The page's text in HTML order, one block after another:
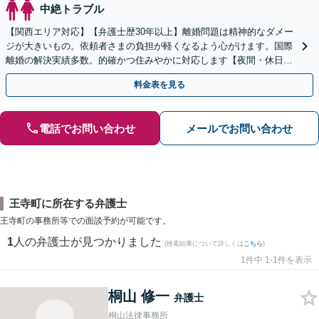
中絶トラブル
【関西エリア対応】【弁護士歴30年以上】離婚問題は精神的なダメー
ジが大きいもの。依頼者さまの負担が軽くなるよう心がけます。国際
離婚の解決実績多数。的確かつ住みやかに対応します【夜間・休日相
談可】【完全個室】
料金表を見る
電話でお問い合わせ メールでお問い合わせ
王寺町に所在する弁護士
王寺町の事務所等での面談予約が可能です。
1 人の弁護士が見つかりました (検索結果について詳しくは こちら)
1件中 1-1件を表示
桐山 修一 弁護士
桐山法律事務所